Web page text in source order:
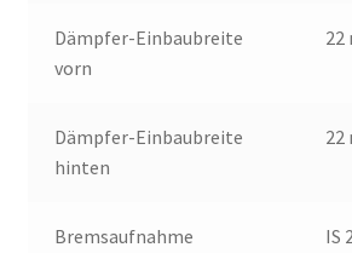
Dämpfer-Einbaubreite
vorn
22
Dämpfer-Einbaubreite
hinten
22
Bremsaufnahme
IS